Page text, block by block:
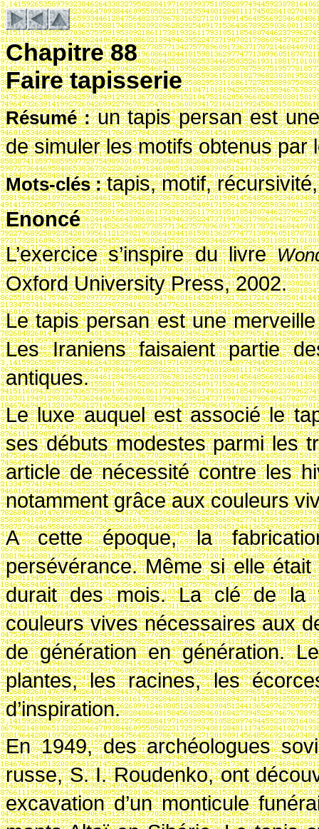
Chapitre 88
Faire tapisserie
Résumé:un tapis persan est
de simuler les motifs obtenus par
Mots-clés:tapis, motif,
Enoncé
L’exercice s’inspire du livre
Oxford University Press, 2002.
Le tapis persan est une
Les Iraniens faisaient partie
antiques.
Le luxe auquel est associé le
ses débuts modestes parmi les
article de nécessité contre les
notamment grâce aux couleurs
A cette époque, la
persévérance. Même si elle
durait des mois. La clé de la
couleurs vives nécessaires aux
de génération en génération.
plantes, les racines, les
d’inspiration.
En 1949, des archéologues
russe, S. I. Roudenko, ont
excavation d’un monticule